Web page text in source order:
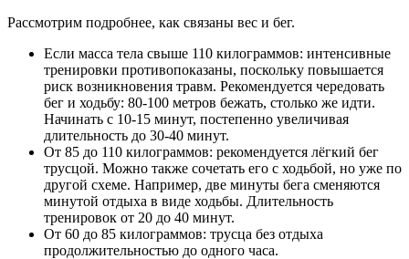
Рассмотрим подробнее, как связаны вес и бег.
Если масса тела свыше 110 килограммов: интенсивные
тренировки противопоказаны, поскольку повышается
риск возникновения травм. Рекомендуется чередовать
бег и ходьбу: 80-100 метров бежать, столько же идти.
Начинать с 10-15 минут, постепенно увеличивая
длительность до 30-40 минут.
От 85 до 110 килограммов: рекомендуется лёгкий бег
трусцой. Можно также сочетать его с ходьбой, но уже по
другой схеме. Например, две минуты бега сменяются
минутой отдыха в виде ходьбы. Длительность
тренировок от 20 до 40 минут.
От 60 до 85 килограммов: трусца без отдыха
продолжительностью до одного часа.